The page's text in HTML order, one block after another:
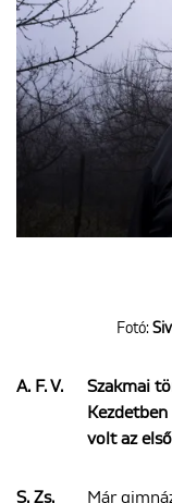
Fotó:
A. F. V.
Szakmai
volt az
S. Zs.
Már